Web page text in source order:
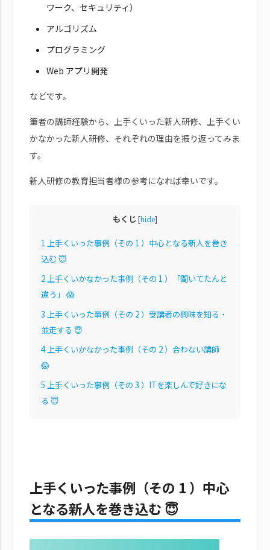
ワーク、セキュリティ）
アルゴリズム
プログラミング
Web アプリ開発
などです。
筆者の講師経験から、上手くいった新人研修、上手くい
かなかった新人研修、それぞれの理由を振り返ってみま
す。
新人研修の教育担当者様の参考になれば幸いです。
もくじ [hide]
1 上手くいった事例（その 1 ）中心となる新人を巻き
込む 😇
2上手くいかなかった事例（その 1 ）「聞いてたんと
違う」 😱
3 上手くいった事例（その 2 ）受講者の興味を知る・
並走する 😇
4上手くいかなかった事例（その 2 ）合わない講師
😱
5 上手くいった事例（その 3 ）ITを楽しんで好きにな
る 😇
上手くいった事例（その 1 ）中心
となる新人を巻き込む 😇